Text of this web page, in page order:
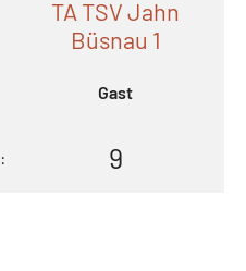
TA TSV Jahn
Büsnau 1
Gast
: 9